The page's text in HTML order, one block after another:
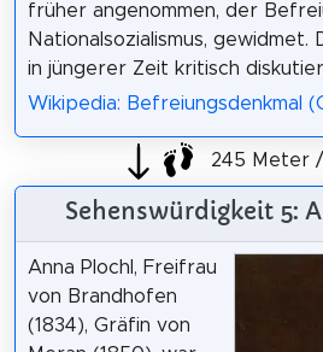
früher angenommen, der
Nationalsozialismus, gewidmet.
in jüngerer Zeit kritisch
Wikipedia: Befreiungsdenkmal
245 Meter
Sehenswürdigkeit 5:
Anna Plochl, Freifrau
von Brandhofen
(1834), Gräfin von